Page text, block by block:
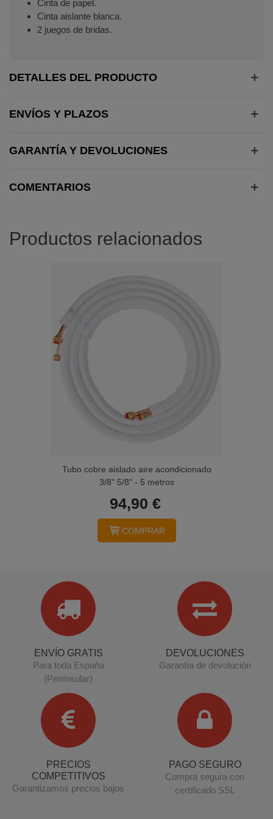
Cinta de papel.
Cinta aislante blanca.
2 juegos de bridas.
DETALLES DEL PRODUCTO
ENVÍOS Y PLAZOS
GARANTÍA Y DEVOLUCIONES
COMENTARIOS
Productos relacionados
Tubo cobre aislado aire acondicionado
3/8" 5/8" - 5 metros
94,90 €
COMPRAR
ENVÍO GRATIS
Para toda España
(Penínsular)
DEVOLUCIONES
Garantía de devolución
PRECIOS
COMPETITIVOS
Garantizamos precios bajos
PAGO SEGURO
Compra segura con
certificado SSL